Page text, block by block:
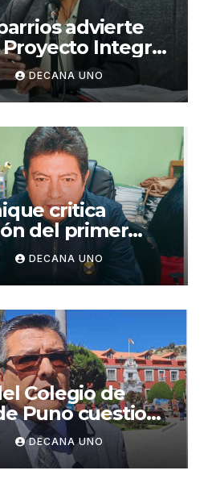
advierte
Integral
para
DECANA UNO
critica
del primer
de Keiko
DECANA UNO
Colegio de
Puno cuestiona
seguridad
DECANA UNO